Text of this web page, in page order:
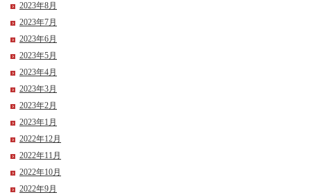
2023年8月
2023年7月
2023年6月
2023年5月
2023年4月
2023年3月
2023年2月
2023年1月
2022年12月
2022年11月
2022年10月
2022年9月